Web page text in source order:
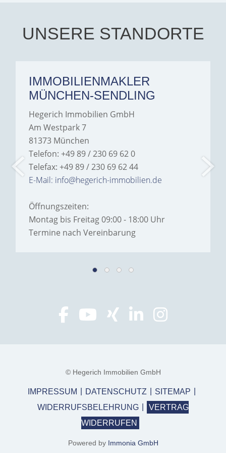
Hegerich Immobilien to
anyone looking for a home.
UNSERE STANDORTE
IMMOBILIENMAKLER
MÜNCHEN-SENDLING
Hegerich Immobilien GmbH
Am Westpark 7
81373 München
Telefon: +49 89 / 230 69 62 0
Telefax: +49 89 / 230 69 62 44
E-Mail: info@hegerich-immobilien.de
Öffnungszeiten:
Montag bis Freitag 09:00 - 18:00 Uhr
Termine nach Vereinbarung
© Hegerich Immobilien GmbH
IMPRESSUM DATENSCHUTZ
SITEMAP
WIDERRUFSBELEHRUNG
VERTRAG
WIDERRUFEN
Powered by Immonia GmbH